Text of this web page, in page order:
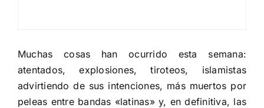
Muchas cosas han ocurrido esta semana:
atentados, explosiones, tiroteos, islamistas
advirtiendo de sus intenciones, más muertos por
peleas entre bandas «latinas» y, en definitiva, las